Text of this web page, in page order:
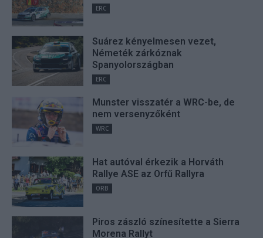
ERC
Suárez kényelmesen vezet,
Németék zárkóznak
Spanyolországban
ERC
Munster visszatér a WRC-be, de
nem versenyzőként
WRC
Hat autóval érkezik a Horváth
Rallye ASE az Orfű Rallyra
ORB
Piros zászló színesítette a Sierra
Morena Rallyt